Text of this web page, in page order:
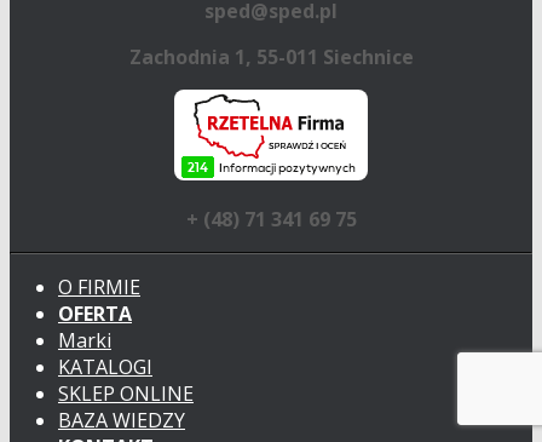
sped@sped.pl
Zachodnia 1, 55-011 Siechnice
+ (48) 71 341 69 75
O FIRMIE
OFERTA
Marki
KATALOGI
SKLEP ONLINE
BAZA WIEDZY